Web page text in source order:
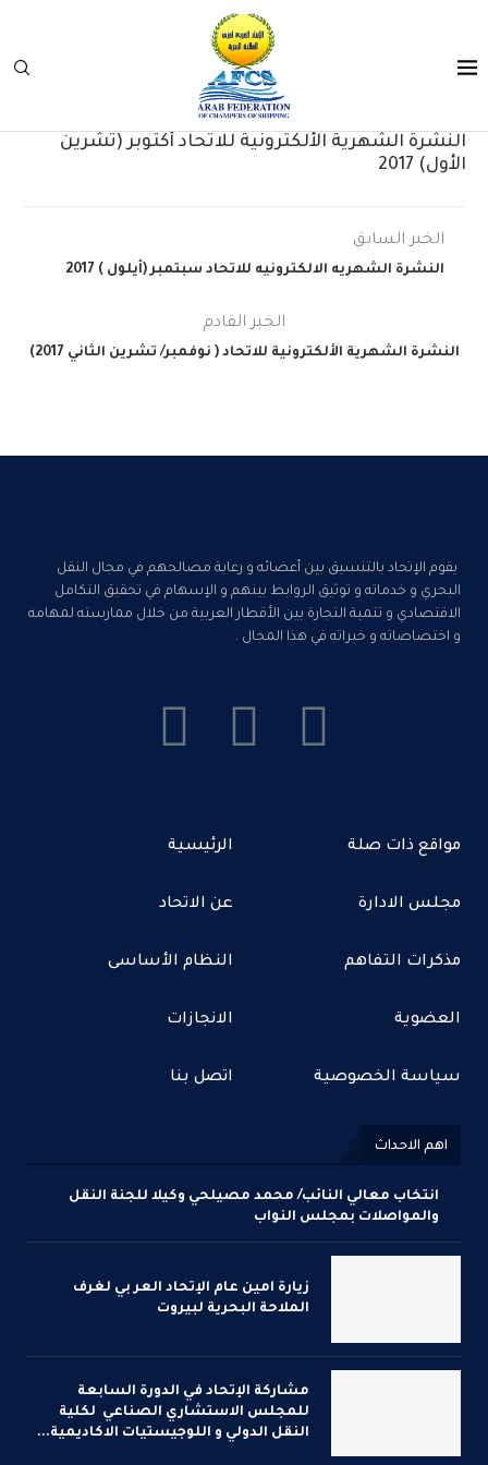
النشرة الشهرية الألكترونية للاتحاد أكتوبر (تشرين
الأول) 2017
الخبر السابق
النشرة الشهريه الالكترونيه للاتحاد سبتمبر (أيلول ) 2017
الخبر القادم
النشرة الشهرية الألكترونية للاتحاد ( نوفمبر/ تشرين الثاني 2017)
يقوم الإتحاد بالتنسيق بين أعضائه و رعاية مصالحهم في مجال النقل
البحري و خدماته و توثيق الروابط بينهم و الإسهام في تحقيق التكامل
الاقتصادي و تنمية التجارة بين الأقطار العربية من خلال ممارسته لمهامه
و اختصاصاته و خبراته في هذا المجال .
مواقع ذات صلة الرئيسية
مجلس الادارة عن الاتحاد
مذكرات التفاهم النظام الأساسى
العضوية الانجازات
سياسة الخصوصية اتصل بنا
اهم الاحداث
انتخاب معالي النائب/ محمد مصيلحي وكيلا للجنة النقل
والمواصلات بمجلس النواب
زيارة امين عام الإتحاد العر بي لغرف
الملاحة البحرية لبيروت
مشاركة الإتحاد في الدورة السابعة
للمجلس الاستشاري الصناعي لكلية
النقل الدولي و اللوجيستيات الاكاديمية...